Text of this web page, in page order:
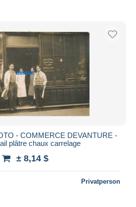
- COMMERCE DEVANTURE -
plâtre chaux carrelage
± 8,14 $
Privatperson